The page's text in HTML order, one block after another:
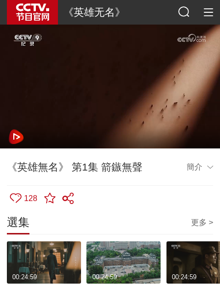
《英雄无名》
《英雄無名》 第1集 箭鏃無聲 簡介
128
選集 更多 >
00:24:59 00:24:59 00:24:59